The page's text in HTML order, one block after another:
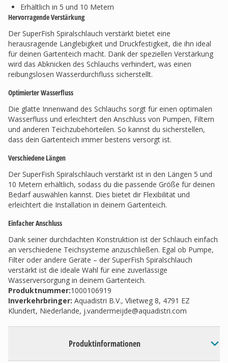
Erhältlich in 5 und 10 Metern
Hervorragende Verstärkung
Der SuperFish Spiralschlauch verstärkt bietet eine
herausragende Langlebigkeit und Druckfestigkeit, die ihn ideal
für deinen Gartenteich macht. Dank der speziellen Verstärkung
wird das Abknicken des Schlauchs verhindert, was einen
reibungslosen Wasserdurchfluss sicherstellt.
Optimierter Wasserfluss
Die glatte Innenwand des Schlauchs sorgt für einen optimalen
Wasserfluss und erleichtert den Anschluss von Pumpen, Filtern
und anderen Teichzubehörteilen. So kannst du sicherstellen,
dass dein Gartenteich immer bestens versorgt ist.
Verschiedene Längen
Der SuperFish Spiralschlauch verstärkt ist in den Längen 5 und
10 Metern erhältlich, sodass du die passende Größe für deinen
Bedarf auswählen kannst. Dies bietet dir Flexibilität und
erleichtert die Installation in deinem Gartenteich.
Einfacher Anschluss
Dank seiner durchdachten Konstruktion ist der Schlauch einfach
an verschiedene Teichsysteme anzuschließen. Egal ob Pumpe,
Filter oder andere Geräte – der SuperFish Spiralschlauch
verstärkt ist die ideale Wahl für eine zuverlässige
Wasserversorgung in deinem Gartenteich.
Produktnummer:1000106919
Inverkehrbringer: Aquadistri B.V., Vlietweg 8, 4791 EZ
Klundert, Niederlande, j.vandermeijde@aquadistri.com
Produktinformationen